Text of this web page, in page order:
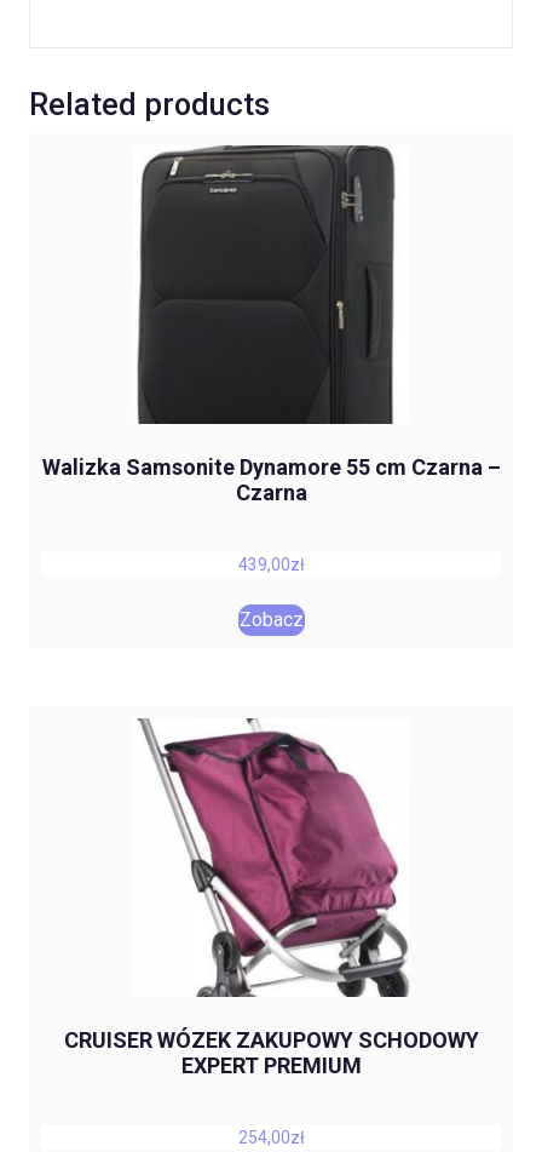
Related products
Walizka Samsonite Dynamore 55 cm Czarna –
Czarna
439,00zł
Zobacz
CRUISER WÓZEK ZAKUPOWY SCHODOWY
EXPERT PREMIUM
254,00zł